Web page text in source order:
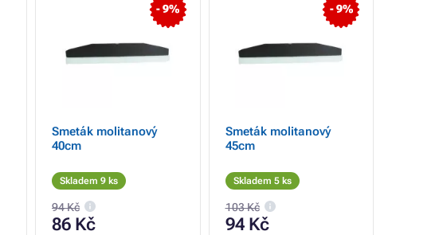
- 9%
Smeták molitanový
40cm
Skladem 9 ks
94 Kč
86 Kč
- 9%
Smeták molitanový
45cm
Skladem 5 ks
103 Kč
94 Kč